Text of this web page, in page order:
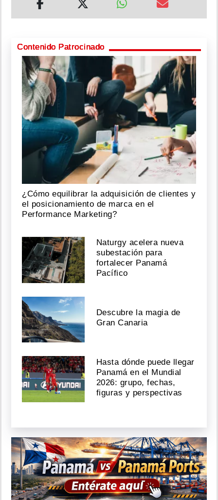
Contenido Patrocinado
¿Cómo equilibrar la adquisición de clientes y
el posicionamiento de marca en el
Performance Marketing?
Naturgy acelera nueva
subestación para
fortalecer Panamá
Pacífico
Descubre la magia de
Gran Canaria
Hasta dónde puede llegar
Panamá en el Mundial
2026: grupo, fechas,
figuras y perspectivas